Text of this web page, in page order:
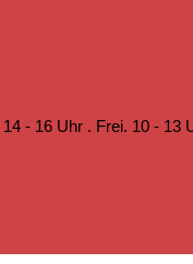
- 16 Uhr . Frei. 10 - 13